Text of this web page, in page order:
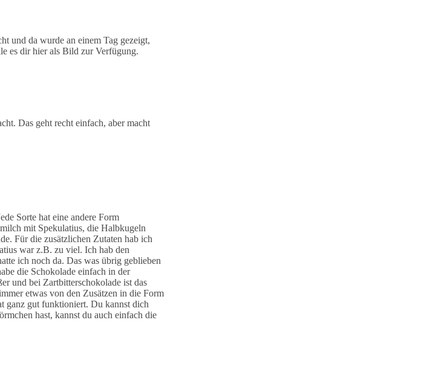
und da wurde an einem Tag gezeigt,
es dir hier als Bild zur Verfügung.
Das geht recht einfach, aber macht
Sorte hat eine andere Form
mit Spekulatius, die Halbkugeln
Für die zusätzlichen Zutaten hab ich
war z.B. zu viel. Ich hab den
ich noch da. Das was übrig geblieben
die Schokolade einfach in der
und bei Zartbitterschokolade ist das
etwas von den Zusätzen in die Form
ganz gut funktioniert. Du kannst dich
hast, kannst du auch einfach die